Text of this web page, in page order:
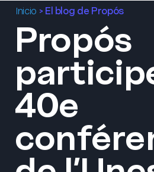
Inicio > El blog de Propós
Propós
40e